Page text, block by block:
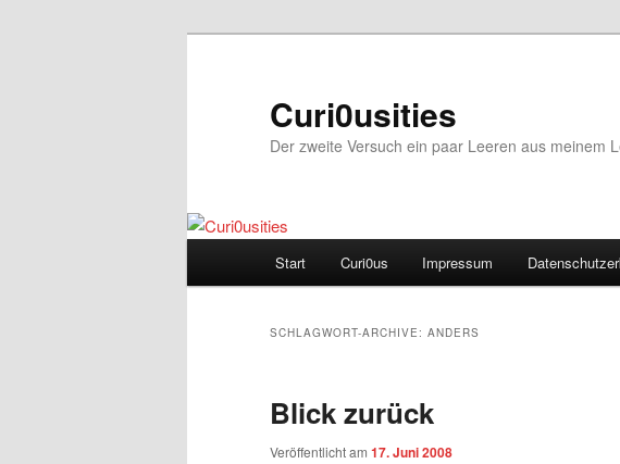
Curi0usities
Der zweite Versuch ein paar Leeren aus meinem
Start Curi0us Impressum
SCHLAGWORT-ARCHIVE: ANDERS
Blick zurück
Veröffentlicht am 17. Juni 2008